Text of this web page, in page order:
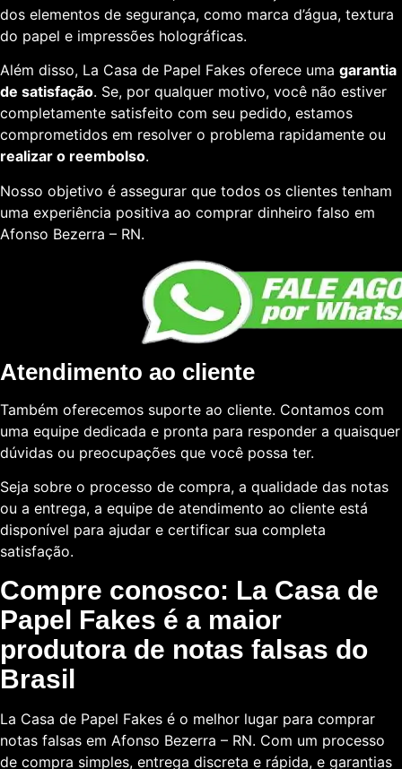
dos elementos de segurança, como marca d’água, textura
do papel e impressões holográficas.
Além disso, La Casa de Papel Fakes oferece uma garantia
de satisfação. Se, por qualquer motivo, você não estiver
completamente satisfeito com seu pedido, estamos
comprometidos em resolver o problema rapidamente ou
realizar o reembolso.
Nosso objetivo é assegurar que todos os clientes tenham
uma experiência positiva ao comprar dinheiro falso em
Afonso Bezerra – RN.
Atendimento ao cliente
Também oferecemos suporte ao cliente. Contamos com
uma equipe dedicada e pronta para responder a quaisquer
dúvidas ou preocupações que você possa ter.
Seja sobre o processo de compra, a qualidade das notas
ou a entrega, a equipe de atendimento ao cliente está
disponível para ajudar e certificar sua completa
satisfação.
Compre conosco: La Casa de
Papel Fakes é a maior
produtora de notas falsas do
Brasil
La Casa de Papel Fakes é o melhor lugar para comprar
notas falsas em Afonso Bezerra – RN. Com um processo
de compra simples, entrega discreta e rápida, e garantias